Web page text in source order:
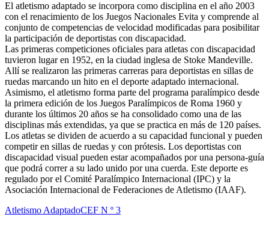
El atletismo adaptado se incorpora como disciplina en el año 2003
con el renacimiento de los Juegos Nacionales Evita y comprende al
conjunto de competencias de velocidad modificadas para posibilitar
la participación de deportistas con discapacidad.
Las primeras competiciones oficiales para atletas con discapacidad
tuvieron lugar en 1952, en la ciudad inglesa de Stoke Mandeville.
Allí se realizaron las primeras carreras para deportistas en sillas de
ruedas marcando un hito en el deporte adaptado internacional.
Asimismo, el atletismo forma parte del programa paralímpico desde
la primera edición de los Juegos Paralímpicos de Roma 1960 y
durante los últimos 20 años se ha consolidado como una de las
disciplinas más extendidas, ya que se practica en más de 120 países.
Los atletas se dividen de acuerdo a su capacidad funcional y pueden
competir en sillas de ruedas y con prótesis. Los deportistas con
discapacidad visual pueden estar acompañados por una persona-guía
que podrá correr a su lado unido por una cuerda. Este deporte es
regulado por el Comité Paralímpico Internacional (IPC) y la
Asociación Internacional de Federaciones de Atletismo (IAAF).
Atletismo AdaptadoCEF N º 3